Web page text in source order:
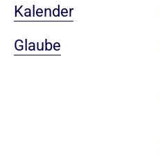
Kalender
Glaube